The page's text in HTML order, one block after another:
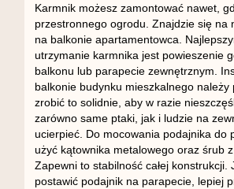
Karmnik możesz zamontować nawet,
przestronnego ogrodu. Znajdzie się na
na balkonie apartamentowca.
utrzymanie karmnika jest powieszenie
balkonu lub parapecie zewnętrznym.
balkonie budynku mieszkalnego należy
zrobić to solidnie, aby w razie
zarówno same ptaki, jak i ludzie na
ucierpieć. Do mocowania podajnika do
użyć kątownika metalowego oraz śrub
Zapewni to stabilność całej konstrukcji.
postawić podajnik na parapecie, lepiej